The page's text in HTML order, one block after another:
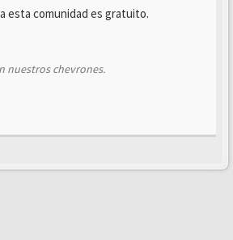
esta comunidad es gratuito.
nuestros chevrones.